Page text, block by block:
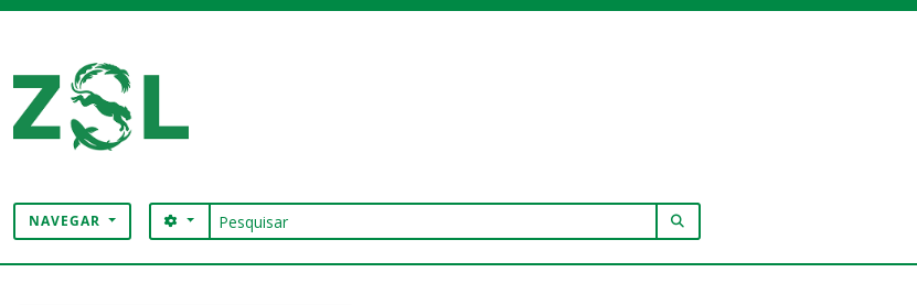
NAVEGAR Pesquisar
SEARCH OPTIONS